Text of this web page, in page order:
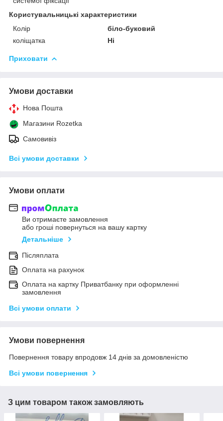
Користувальницькі характеристики
Колір
біло-буковий
коліщатка
Ні
Приховати
Умови доставки
Нова Пошта
Магазини Rozetka
Самовивіз
Всі умови доставки
Умови оплати
Ви отримаєте замовлення
або гроші повернуться на вашу картку
Детальніше
Післяплата
Оплата на рахунок
Оплата на картку Приватбанку при оформленні
замовлення
Всі умови оплати
Умови повернення
Повернення товару впродовж 14 днів за домовленістю
Всі умови повернення
З цим товаром також замовляють